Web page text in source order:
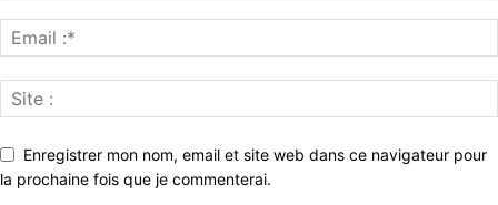
Enregistrer mon nom, email et site web dans ce navigateur pour
la prochaine fois que je commenterai.